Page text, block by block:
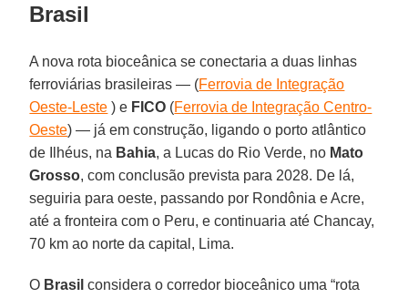
Brasil
A nova rota bioceânica se conectaria a duas linhas
ferroviárias brasileiras — (Ferrovia de Integração
Oeste-Leste ) e FICO (Ferrovia de Integração Centro-
Oeste) — já em construção, ligando o porto atlântico
de Ilhéus, na Bahia, a Lucas do Rio Verde, no Mato
Grosso, com conclusão prevista para 2028. De lá,
seguiria para oeste, passando por Rondônia e Acre,
até a fronteira com o Peru, e continuaria até Chancay,
70 km ao norte da capital, Lima.
O Brasil considera o corredor bioceânico uma “rota